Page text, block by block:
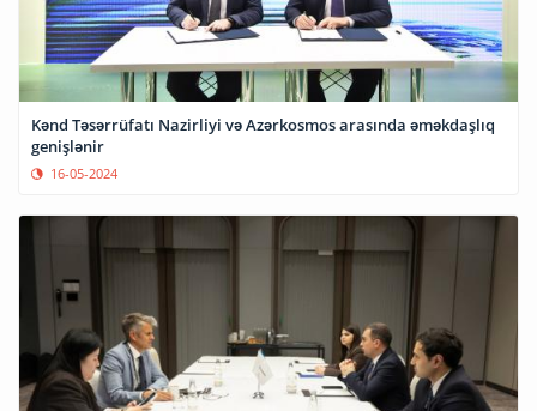
Kənd Təsərrüfatı Nazirliyi və Azərkosmos arasında əməkdaşlıq
genişlənir
16-05-2024